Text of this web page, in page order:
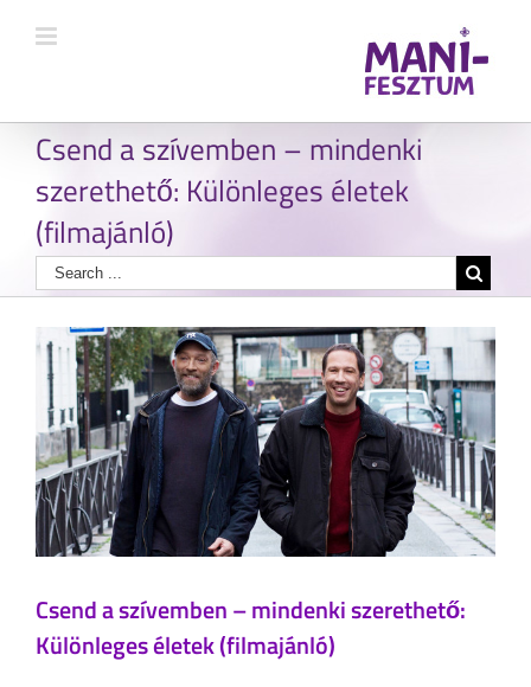
Csend a szívemben – mindenki
szerethető: Különleges életek
(filmajánló)
Csend a szívemben – mindenki szerethető:
Különleges életek (filmajánló)